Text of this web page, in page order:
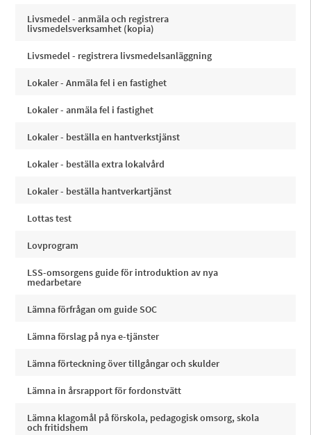
Livsmedel - anmäla och registrera
livsmedelsverksamhet (kopia)
Livsmedel - registrera livsmedelsanläggning
Lokaler - Anmäla fel i en fastighet
Lokaler - anmäla fel i fastighet
Lokaler - beställa en hantverkstjänst
Lokaler - beställa extra lokalvård
Lokaler - beställa hantverkartjänst
Lottas test
Lovprogram
LSS-omsorgens guide för introduktion av nya
medarbetare
Lämna förfrågan om guide SOC
Lämna förslag på nya e-tjänster
Lämna förteckning över tillgångar och skulder
Lämna in årsrapport för fordonstvätt
Lämna klagomål på förskola, pedagogisk omsorg, skola
och fritidshem